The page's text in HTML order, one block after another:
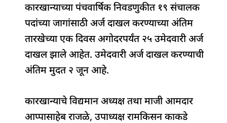
e
b
o
o
k
s
A
p
p
e
dI
n
a
d
s
g
ra
m
e
कारखान्याच्या पंचवार्षिक निवडणुकीत १९ संचालक
पदांच्या जागांसाठी अर्ज दाखल करण्याच्या अंतिम
तारखेच्या एक दिवस अगोदरपर्यंत २५ उमेदवारी अर्ज
दाखल झाले आहेत. उमेदवारी अर्ज दाखल करण्याची
अंतिम मुदत २ जून आहे.
कारखान्याचे विद्यमान अध्यक्ष तथा माजी आमदार
आप्पासाहेब राजळे, उपाध्यक्ष रामकिसन काकडे